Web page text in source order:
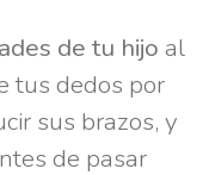
de tu hijo al
tus dedos por
sus brazos, y
de pasar